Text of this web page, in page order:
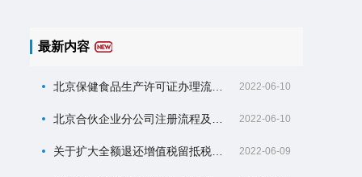
最新内容
2022-06-10
2022-06-10
2022-06-09